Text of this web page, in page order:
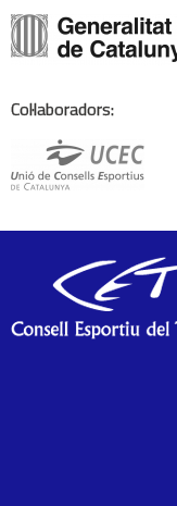
Col·laboradors: